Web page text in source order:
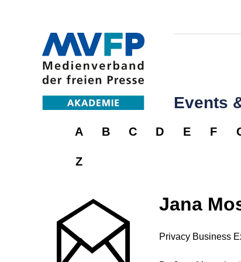
Events
A B C D E F
Z
Jana
Privacy Business